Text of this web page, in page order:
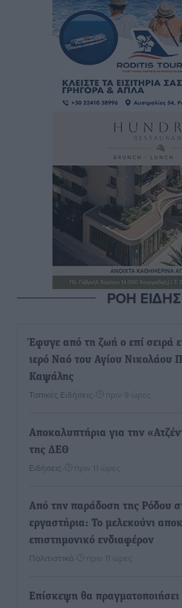
ΡΟΗ
Έφυγε από τη ζωή ο επί σειρά
ιερό Ναό του Αγίου Νικολάου
Καψάλης
Τοπικές Ειδήσεις πριν 9 ώρες
Αποκαλυπτήρια για την
της ΔΕΘ
Ειδήσεις πριν 11 ώρες
Από την παράδοση της Ρόδου
εργαστήρια: Το μελεκούνι
επιστημονικό ενδιαφέρον
Πολιτιστικά πριν 11 ώρες
Επίσκεψη θα